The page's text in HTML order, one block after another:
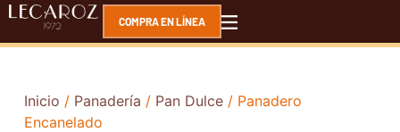
COMPRA EN LÍNEA
Inicio / Panadería / Pan Dulce/ Panadero
Encanelado